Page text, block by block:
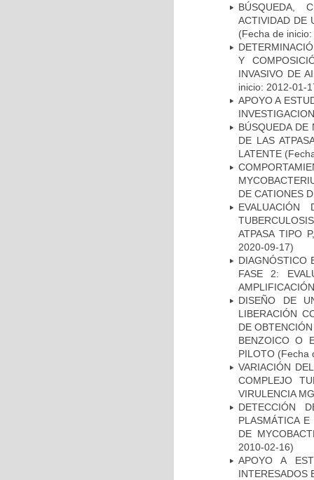
BÚSQUEDA,
ACTIVIDAD DE
(Fecha de
Y
INVASIVO DE
inicio: 2012-01-
APOYO A
BÚSQUEDA DE
DE LAS
LATENTE
DE CATIONES
ATPASA TIPO
2020-09-17)
DIAGNÓSTICO
FASE 2:
DISEÑO DE
LIBERACIÓN
DE
BENZOICO O
PILOTO (Fecha
VARIACIÓN
COMPLEJO
VIRULENCIA
DETECCIÓN
PLASMÁTICA
DE
2010-02-16)
APOYO A
INTERESADOS